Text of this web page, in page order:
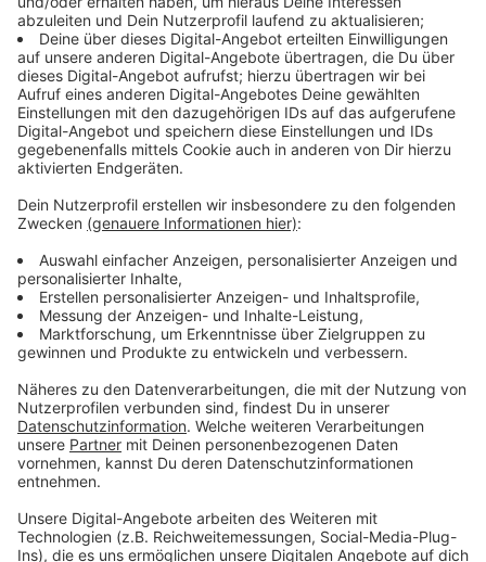
Immer auf dem Laufenden
bleiben!
Verpass' nichts mehr - mit unserem kostenlosen
ANTENNE BAYERN Newsletter. Ob Nachrichten,
Lifestyle oder unsere neuesten Aktionen - wir
informieren dich.
Zum Newsletter anmelden
Du möchtest uns etwas sagen?
Studio Hotline